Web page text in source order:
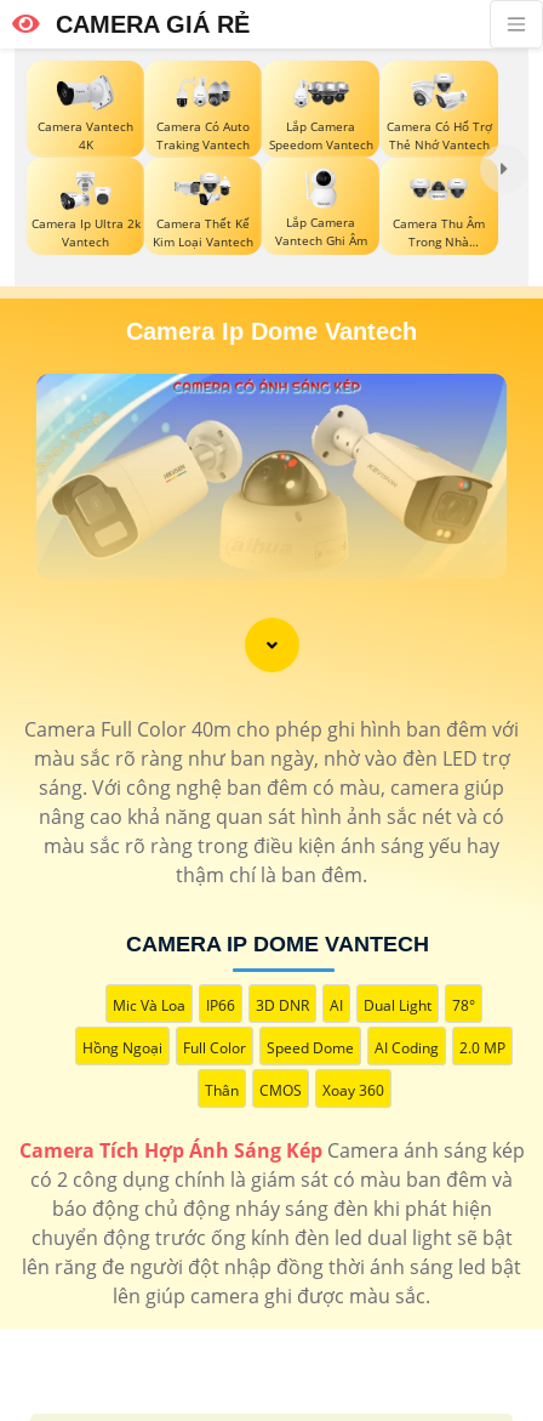
CAMERA GIÁ RẺ
Camera Vantech
4K
Camera Có Auto
Traking Vantech
Lắp Camera
Speedom Vantech
Camera Có Hổ Trợ
Thẻ Nhớ Vantech
Camera Ip Ultra 2k
Vantech
Camera Thết Kế
Kim Loại Vantech
Lắp Camera
Vantech Ghi Âm
Camera Thu Âm
Trong Nhà
Vantech
Camera Ip Dome Vantech
'
Camera Full Color 40m cho phép ghi hình ban đêm với
màu sắc rõ ràng như ban ngày, nhờ vào đèn LED trợ
sáng. Với công nghệ ban đêm có màu, camera giúp
nâng cao khả năng quan sát hình ảnh sắc nét và có
màu sắc rõ ràng trong điều kiện ánh sáng yếu hay
thậm chí là ban đêm.
CAMERA IP DOME VANTECH
Mic Và Loa IP66 3D DNR AI Dual Light 78°
Hồng Ngoại Full Color Speed Dome AI Coding 2.0 MP
Thân CMOS Xoay 360
Camera Tích Hợp Ánh Sáng KépCamera ánh sáng kép
có 2 công dụng chính là giám sát có màu ban đêm và
báo động chủ động nháy sáng đèn khi phát hiện
chuyển động trước ống kính đèn led dual light sẽ bật
lên răng đe người đột nhập đồng thời ánh sáng led bật
lên giúp camera ghi được màu sắc.